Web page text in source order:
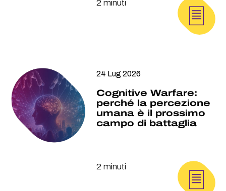
2 minuti
24 Lug 2026
Cognitive Warfare:
perché la percezione
umana è il prossimo
campo di battaglia
2 minuti